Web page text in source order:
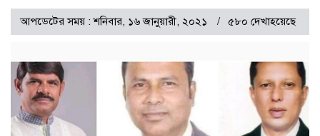
আপডেটের সময় : শনিবার, ১৬ জানুয়ারী, ২০২১ ৫৮০ দেখাহয়েছে